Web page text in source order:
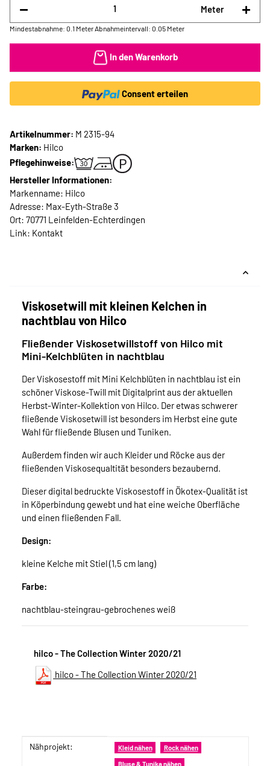
Meter
Mindestabnahme: 0.1 Meter Abnahmeintervall: 0.05 Meter
In den Warenkorb
Consent erteilen
Artikelnummer: M 2315-94
Marken: Hilco
Pflegehinweise:
Hersteller Informationen:
Markenname: Hilco
Adresse: Max-Eyth-Straße 3
Ort: 70771 Leinfelden-Echterdingen
Link: Kontakt
Viskosetwill mit kleinen Kelchen in
nachtblau von Hilco
Fließender Viskosetwillstoff von Hilco mit
Mini-Kelchblüten in nachtblau
Der Viskosestoff mit Mini Kelchblüten in nachtblau ist ein
schöner Viskose-Twill mit Digitalprint aus der aktuellen
Herbst-Winter-Kollektion von Hilco. Der etwas schwerer
fließende Viskosetwill ist besonders im Herbst eine gute
Wahl für fließende Blusen und Tuniken.
Außerdem finden wir auch Kleider und Röcke aus der
fließenden Viskosequaltität besonders bezaubernd.
Dieser digital bedruckte Viskosestoff in Ökotex-Qualität ist
in Köperbindung gewebt und hat eine weiche Oberfläche
und einen fließenden Fall.
Design:
kleine Kelche mit Stiel (1,5 cm lang)
Farbe:
nachtblau-steingrau-gebrochenes weiß
hilco - The Collection Winter 2020/21
hilco - The Collection Winter 2020/21
Produkteigenschaft
Wert
Nähprojekt: Kleid nähen Rock nähen
Bluse & Tunika nähen